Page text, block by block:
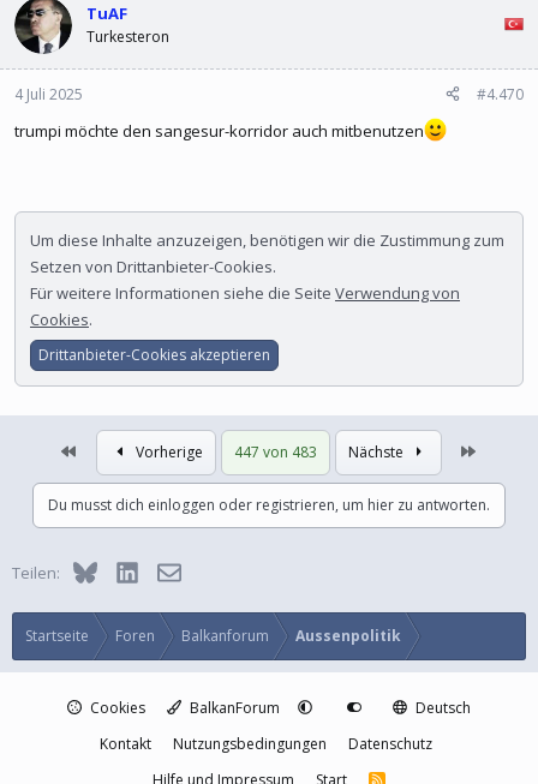
TuAF
Turkesteron
4 Juli 2025 #4.470
trumpi möchte den sangesur-korridor auch mitbenutzen
Um diese Inhalte anzuzeigen, benötigen wir die Zustimmung zum
Setzen von Drittanbieter-Cookies.
Für weitere Informationen siehe die Seite Verwendung von
Cookies.
Drittanbieter-Cookies akzeptieren
Vorherige 447 von 483 Nächste
Du musst dich einloggen oder registrieren, um hier zu antworten.
Teilen: BlueskyLinkedInE-Mail
Startseite Foren Balkanforum Aussenpolitik
Cookies BalkanForum
Deutsch
Kontakt
Nutzungsbedingungen
Datenschutz
Hilfe und Impressum
Start
R